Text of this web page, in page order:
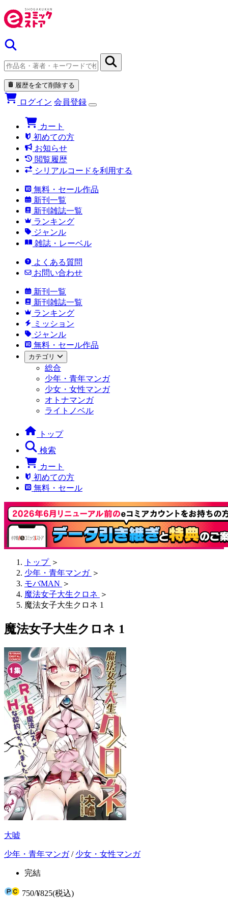
履歴を全て削除する
ログイン 会員登録
カート
初めての方
お知らせ
閲覧履歴
シリアルコードを利用する
無料・セール作品
新刊一覧
新刊雑誌一覧
ランキング
ジャンル
雑誌・レーベル
よくある質問
お問い合わせ
新刊一覧
新刊雑誌一覧
ランキング
ミッション
ジャンル
無料・セール作品
カテゴリ
総合
少年・青年マンガ
少女・女性マンガ
オトナマンガ
ライトノベル
トップ
検索
カート
初めての方
無料・セール
トップ ＞
少年・青年マンガ ＞
モバMAN ＞
魔法女子大生クロネ ＞
魔法女子大生クロネ 1
魔法女子大生クロネ 1
大嘘
少年・青年マンガ/ 少女・女性マンガ
完結
750/¥825(税込)